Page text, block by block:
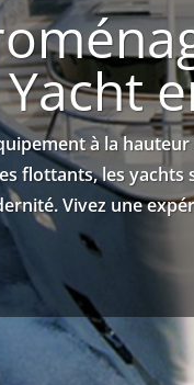
à la
flottants, les
Vivez une